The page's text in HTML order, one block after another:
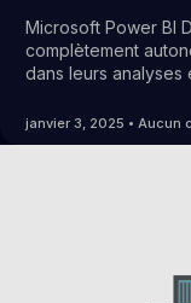
Microsoft Power BI
complètement
dans leurs
janvier 3, 2025 Aucun